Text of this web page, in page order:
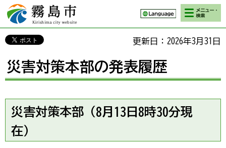
霧島市 Kirishima
city website
検索・メニ
ュー
更新日：2026年3月31日
災害対策本部の発表履歴
災害対策本部（8月13日8時30分現
在）